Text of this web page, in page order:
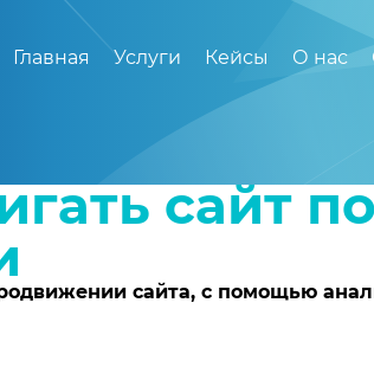
Главная Услуги Кейсы О нас
сайт
сайта, с помощью